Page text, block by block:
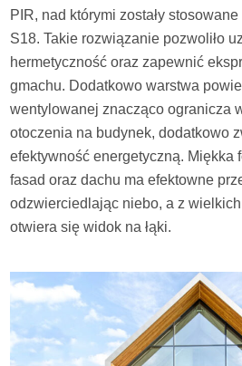
PIR, nad którymi zostały
S18. Takie rozwiązanie pozwoliło
hermetyczność oraz zapewnić
gmachu. Dodatkowo warstwa
wentylowanej znacząco ogranicza
otoczenia na budynek, dodatkowo
efektywność energetyczną. Miękka
fasad oraz dachu ma efektowne
odzwierciedlając niebo, a z
otwiera się widok na łąki.